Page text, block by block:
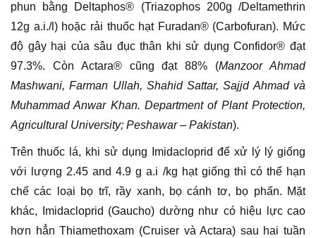
phun bằng Deltaphos® (Triazophos 200g /Deltamethrin
12g a.i./l) hoặc rải thuốc hạt Furadan® (Carbofuran). Mức
độ gây hại của sâu đục thân khi sử dụng Confidor® đạt
97.3%. Còn Actara® cũng đạt 88% (Manzoor Ahmad
Mashwani, Farman Ullah, Shahid Sattar, Sajjd Ahmad và
Muhammad Anwar Khan. Department of Plant Protection,
Agricultural University; Peshawar – Pakistan).
Trên thuốc lá, khi sử dụng Imidacloprid để xử lý lý giống
với lượng 2.45 and 4.9 g a.i /kg hạt giống thì có thể hạn
chế các loại bọ trĩ, rầy xanh, bọ cánh tơ, bọ phấn. Mặt
khác, Imidacloprid (Gaucho) dường như có hiệu lực cao
hơn hẳn Thiamethoxam (Cruiser và Actara) sau hai tuần